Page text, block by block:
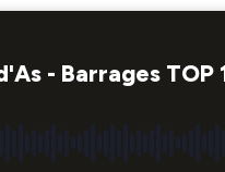
- Barrages TOP